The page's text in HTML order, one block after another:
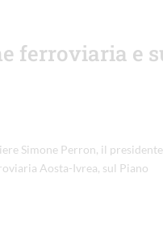
ferroviaria e
Simone Perron, il presidente
Aosta-Ivrea, sul Piano